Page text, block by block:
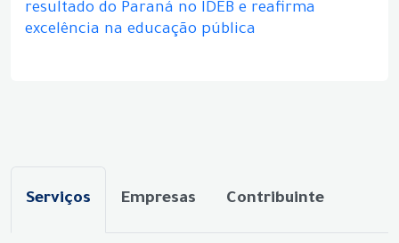
resultado do Paraná no IDEB e reafirma
excelência na educação pública
Serviços Empresas Contribuinte